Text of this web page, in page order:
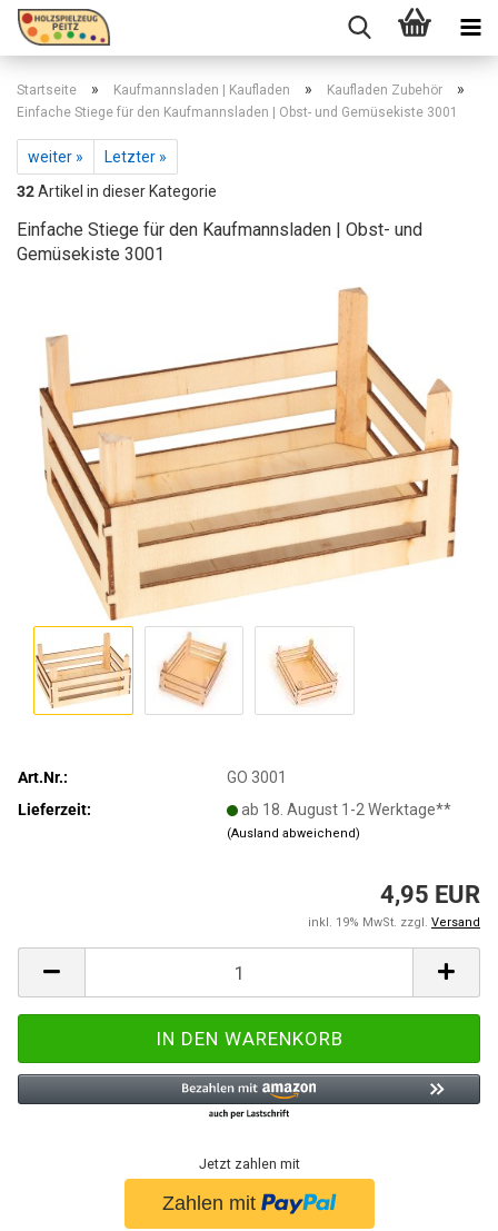
Startseite » Kaufmannsladen | Kaufladen » Kaufladen Zubehör »
Einfache Stiege für den Kaufmannsladen | Obst- und Gemüsekiste 3001
weiter »
Letzter »
32Artikel in dieser Kategorie
Einfache Stiege für den Kaufmannsladen | Obst- und
Gemüsekiste 3001
Art.Nr.:
GO 3001
Lieferzeit:
ab 18. August 1-2 Werktage**
(Ausland abweichend)
4,95 EUR
inkl. 19% MwSt. zzgl. Versand
Jetzt zahlen mit